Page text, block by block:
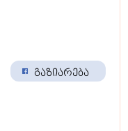
გაზიარება